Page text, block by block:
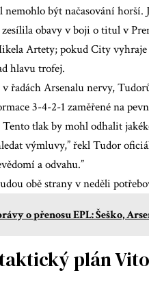
nemohlo být načasování
obavy v boji o titul v
Artety; pokud City vyhraje
hlavu trofej.
řadách Arsenalu nervy,
3-4-2-1 zaměřené na
tlak by mohl odhalit
výmluvy,” řekl Tudor
a odvahu.”
obě strany v neděli
o přenosu EPL: Šeško,
plán